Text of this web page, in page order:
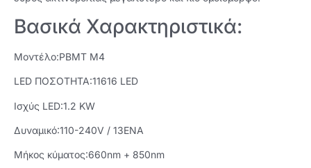
Βασικά Χαρακτηριστικά:
Μοντέλο:PBMT M4
LED ΠΟΣΟΤΗΤΑ:11616 LED
Ισχύς LED:1.2 KW
Δυναμικό:110-240V / 13ΕΝΑ
Μήκος κύματος:660nm + 850nm